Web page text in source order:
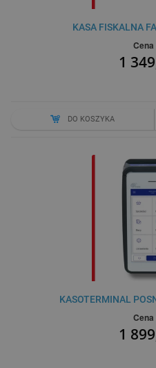
KASA FISKALNA
1
DO KOSZYKA
KASOTERMINAL
1